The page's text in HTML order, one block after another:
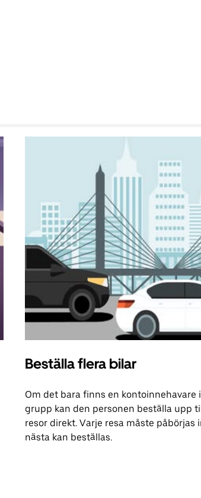
Beställa flera bilar
Om det bara finns en kontoinnehavare
grupp kan den personen beställa upp
resor direkt. Varje resa måste påbörjas
nästa kan beställas.